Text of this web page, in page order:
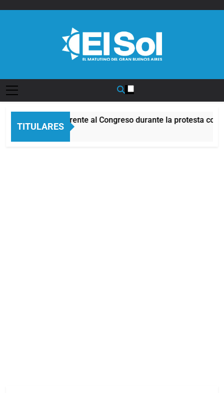
TITULARES
Incidentes frente al Congreso durante la protesta
2 Horas Atrás